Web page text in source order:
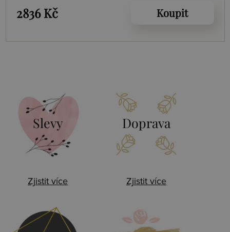
2836 Kč Koupit
Slevy
Zjistit více
Doprava
Zjistit více